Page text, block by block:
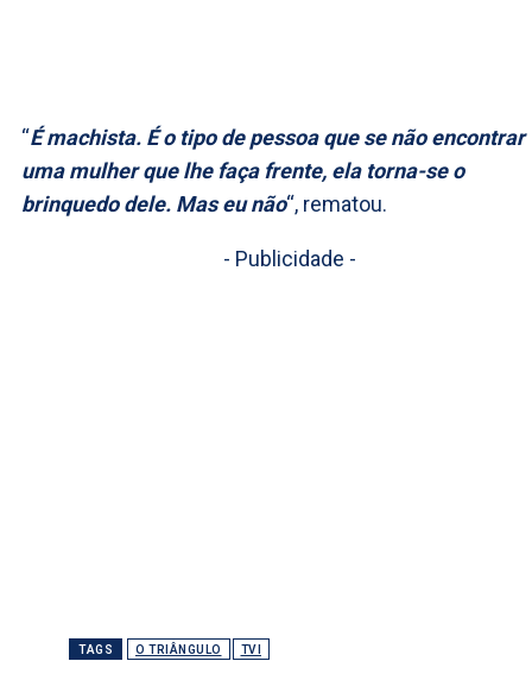
“É machista. É o tipo de pessoa que se não encontrar
uma mulher que lhe faça frente, ela torna-se o
brinquedo dele. Mas eu não“, rematou.
- Publicidade -
TAGS O TRIÂNGULO TVI